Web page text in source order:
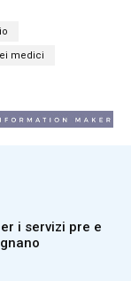
medici
i servizi pre e